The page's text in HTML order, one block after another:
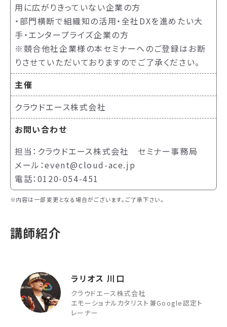
用に広がりきっていない企業の方
・部門横断で組織知の活用・全社DXを進めたい大
手・エンタープライズ企業の方
※競合他社企業様の本セミナーへのご登録はお断
りさせていただいておりますのでご了承ください。
主催
クラウドエース株式会社
お問い合わせ
担当：クラウドエース株式会社 セミナー事務局
メール：event@cloud-ace.jp
電話：0120-054-451
内容は一部変更となる場合がございます。ご了承下さい。
講師紹介
ラリオス 川口
クラウドエース株式会社
エモーショナルカタリスト兼Google認定ト
レーナー